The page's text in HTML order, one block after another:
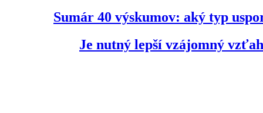
Sumár 40 výskumov: aký typ
Je nutný lepší vzájomný